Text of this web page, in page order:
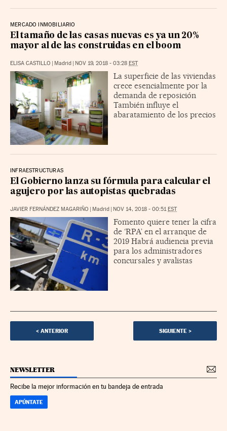
MERCADO INMOBILIARIO
El tamaño de las casas nuevas es ya un 20%
mayor al de las construidas en el boom
ELISA CASTILLO Madrid NOV 19, 2018 - 03:28 EST
La superficie de las viviendas
crece esencialmente por la
demanda de reposición
También influye el
abaratamiento de los precios
INFRAESTRUCTURAS
El Gobierno lanza su fórmula para calcular el
agujero por las autopistas quebradas
JAVIER FERNÁNDEZ MAGARIÑO Madrid NOV 14, 2018 - 00:51 EST
Fomento quiere tener la cifra
de ‘RPA’ en el arranque de
2019 Habrá audiencia previa
para los administradores
concursales y avalistas
< ANTERIOR SIGUIENTE>
NEWSLETTER
Recibe la mejor información en tu bandeja de entrada
APÚNTATE